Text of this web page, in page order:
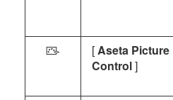
h [Aseta Picture
Control]